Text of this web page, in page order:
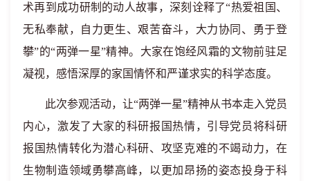
术再到成功研制 的动人故事，深刻诠释了“热爱祖国、
无私奉献，自力更生、艰苦奋斗，大力协同、勇于登
攀”的“两弹一星”精神。大家在饱经风霜的文物前驻足
凝视，感悟深厚的家国情怀和严谨求实的科学态度。
此次参观活动，让“两弹一星”精神从书本走入党员
内心，激发了大家的科研报国热情，引导党员将科研
报国热情转化为潜心科研、攻坚克难的不竭动力，在
生物制造领域勇攀高峰，以更加昂扬的姿态投身于科